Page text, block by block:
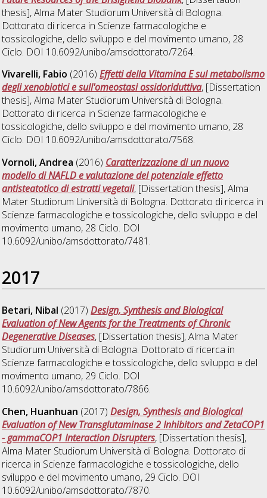
thesis], Alma Mater Studiorum Università di Bologna.
Dottorato di ricerca in Scienze farmacologiche e
tossicologiche, dello sviluppo e del movimento umano, 28
Ciclo. DOI 10.6092/unibo/amsdottorato/7264.
Vivarelli, Fabio (2016)Effetti della Vitamina E sul metabolismo
degli xenobiotici e sull'omeostasi ossidoriduttiva, [Dissertation
thesis], Alma Mater Studiorum Università di Bologna.
Dottorato di ricerca in Scienze farmacologiche e
tossicologiche, dello sviluppo e del movimento umano, 28
Ciclo. DOI 10.6092/unibo/amsdottorato/7568.
Vornoli, Andrea (2016) Caratterizzazione di un nuovo
modello di NAFLD e valutazione del potenziale effetto
antisteatotico di estratti vegetali, [Dissertation thesis], Alma
Mater Studiorum Università di Bologna. Dottorato di ricerca in
Scienze farmacologiche e tossicologiche, dello sviluppo e del
movimento umano, 28 Ciclo. DOI
10.6092/unibo/amsdottorato/7481.
2017
Betari, Nibal (2017)Design, Synthesis and Biological
Evaluation of New Agents for the Treatments of Chronic
Degenerative Diseases, [Dissertation thesis], Alma Mater
Studiorum Università di Bologna. Dottorato di ricerca in
Scienze farmacologiche e tossicologiche, dello sviluppo e del
movimento umano, 29 Ciclo. DOI
10.6092/unibo/amsdottorato/7866.
Chen, Huanhuan (2017)Design, Synthesis and Biological
Evaluation of New Transglutaminase 2 Inhibitors and ZetaCOP1
- gammaCOP1 Interaction Disrupters, [Dissertation thesis],
Alma Mater Studiorum Università di Bologna. Dottorato di
ricerca in Scienze farmacologiche e tossicologiche, dello
sviluppo e del movimento umano, 29 Ciclo. DOI
10.6092/unibo/amsdottorato/7870.